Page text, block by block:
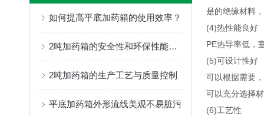
如何提高平底加药箱的使用效率？
2吨加药箱的安全性和环保性能如何？
2吨加药箱的生产工艺与质量控制
平底加药箱外形流线美观不易脏污
是的绝缘材料
(4)热性能良好
PE热导率低，
(5)可设计性好
可以根据需要
可以充分选择
(6)工艺性